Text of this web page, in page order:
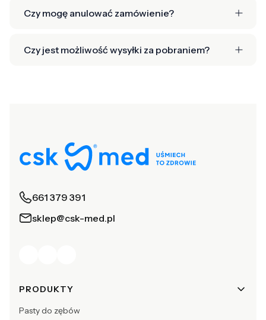
Czy mogę anulować zamówienie?
Czy jest możliwość wysyłki za pobraniem?
661 379 391
sklep@csk-med.pl
Linki w stopce
PRODUKTY
Pasty do zębów